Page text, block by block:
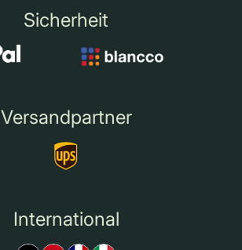
Sicherheit
Versandpartner
International